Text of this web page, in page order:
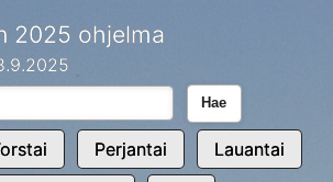
2025 ohjelma
Hae
Perjantai Lauantai